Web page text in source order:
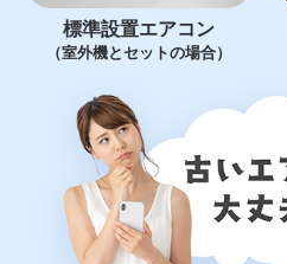
標準設置エアコン
（室外機とセットの場合）